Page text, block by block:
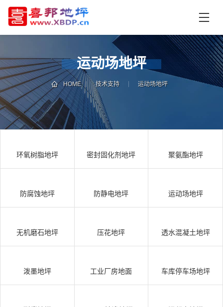
页
中
心
技
术
支
持
资
讯
中
例
运动场地坪
HOME 技术支持 运动场地坪
环氧树脂地坪 密封固化剂地坪 聚氨酯地坪
防腐蚀地坪 防静电地坪 运动场地坪
无机磨石地坪 压花地坪 透水混凝土地坪
泼墨地坪 工业厂房地面 车库停车场地坪